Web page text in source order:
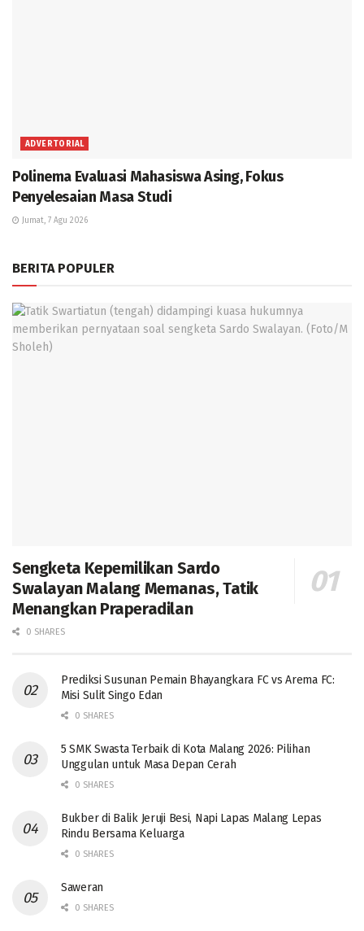
ADVERTORIAL
Polinema Evaluasi Mahasiswa Asing, Fokus
Penyelesaian Masa Studi
Jumat, 7 Agu 2026
BERITA POPULER
Sengketa Kepemilikan Sardo
Swalayan Malang Memanas, Tatik
Menangkan Praperadilan
0 SHARES
Prediksi Susunan Pemain Bhayangkara FC vs Arema FC:
Misi Sulit Singo Edan
0 SHARES
5 SMK Swasta Terbaik di Kota Malang 2026: Pilihan
Unggulan untuk Masa Depan Cerah
0 SHARES
Bukber di Balik Jeruji Besi, Napi Lapas Malang Lepas
Rindu Bersama Keluarga
0 SHARES
Saweran
0 SHARES